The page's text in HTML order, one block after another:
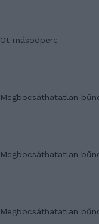
Öt másodperc
Megbocsáthatatlan
Megbocsáthatatlan
Megbocsáthatatlan